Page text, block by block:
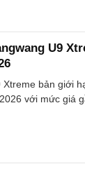
U9
Xtreme bản giới
với mức giá